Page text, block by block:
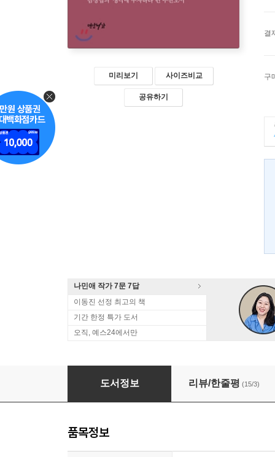
미리보기 사이즈비교
공유하기
결
구
나민애 작가 7문 7답
이동진 선정 최고의 책
기간 한정 특가 도서
오직, 예스24에서만
누비처네
도서정보 리뷰/한줄평 (15/3)
품목정보